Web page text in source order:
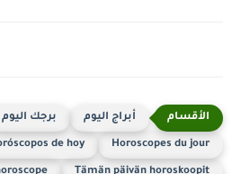
أبراج اليوم برجك اليوم
Horoscopes du jour
de hoy